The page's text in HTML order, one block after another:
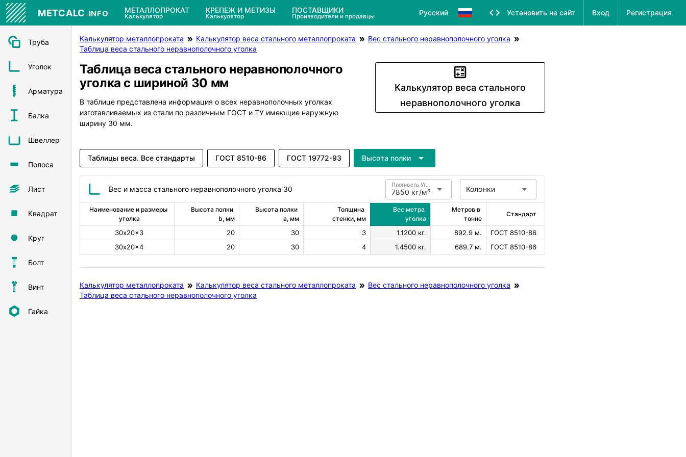
METCALC.INFO МЕТАЛЛОПРОКАТ
Калькулятор
КРЕПЕЖ И МЕТИЗЫ
Калькулятор
ПОСТАВЩИКИ
Производители и продавцы Русский Установить на сайт Вход Регистрация
Труба
Уголок
Арматура
Балка
Швеллер
Полоса
Лист
Квадрат
Круг
Болт
Винт
Гайка
Калькулятор металлопроката Калькулятор веса стального металлопроката
Вес стального неравнополочного уголка
Таблица веса стального неравнополочного уголка
Таблица веса стального неравнополочного
уголка с шириной 30 мм
В таблице представлена информация о всех неравнополочных уголках
изготавливаемых из стали по различным ГОСТ и ТУ имеющие наружную
ширину 30 мм.
Калькулятор веса стального
неравнополочного уголка
Таблицы веса. Все стандарты ГОСТ 8510-86 ГОСТ 19772-93 Высота полки
Вес и масса стального неравнополочного уголка 30 7850 кг/м³
Плотность Углеродистая сталь Колонки
Наименование и размеры
уголка
Высота полки
b, мм
Высота полки
a, мм
Толщина
стенки, мм
Вес метра
уголка
Метров в
тонне
Стандарт
30х20×3 20 30 3 1.1200 кг. 892.9 м.
ГОСТ 8510-86
30х20×4
20 30 4 1.4500 кг. 689.7 м. ГОСТ 8510-86
Калькулятор металлопроката Калькулятор веса стального металлопроката
Вес стального неравнополочного уголка
Таблица веса стального неравнополочного уголка